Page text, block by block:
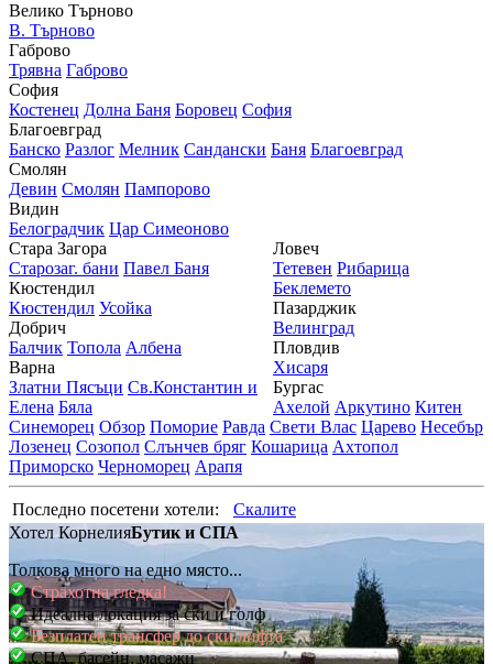
Велико Търново
В. Търново
Габрово
Трявна Габрово
София
Костенец Долна Баня Боровец София
Благоевград
Банско Разлог Мелник Сандански Баня Благоевград
Смолян
Девин Смолян Пампорово
Видин
Белоградчик Цар Симеоново
Стара Загора
Старозаг. бани Павел Баня
Кюстендил
Кюстендил Усойка
Добрич
Балчик Топола Албена
Варна
Златни Пясъци Св.Константин и
Елена Бяла
Ловеч
Тетевен Рибарица
Беклемето
Пазарджик
Велинград
Пловдив
Хисаря
Бургас
Ахелой Аркутино Китен
Синеморец Обзор Поморие Равда Свети Влас Царево Несебър
Лозенец Созопол Слънчев бряг Кошарица Ахтопол
Приморско Черноморец Арапя
Последно посетени хотели:
Скалите
Хотел КорнелияБутик и СПА
Толкова много на едно място...
Страхотна гледка!
Идеална локация за ски и голф
Безплатен трансфер до ски лифта
СПА, басейн, масажи